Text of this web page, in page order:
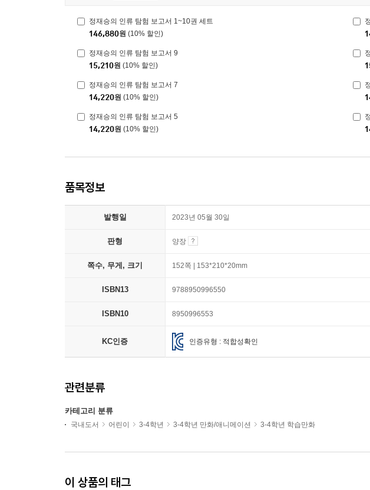
정재승의 인류 탐험 보고서 1~10권 세트
146,880원 (10% 할인)
정재승의 인류 탐험 보고서 9
15,210원 (10% 할인)
정재승의 인류 탐험 보고서 7
14,220원 (10% 할인)
정재승의 인류 탐험 보고서 5
14,220원 (10% 할인)
품목정보
발행일 2023년 05월 30일
판형 양장
쪽수, 무게, 크기 152쪽 | 153*210*20mm
ISBN13 9788950996550
ISBN10 8950996553
KC인증 인증유형 : 적합성확인
관련분류
카테고리 분류
국내도서 어린이 3-4학년 3-4학년 만화/애니메이션 3-4학년 학습만화
이 상품의 태그